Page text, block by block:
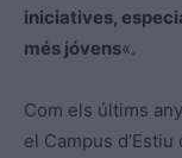
iniciatives,
més jóvens«.
Com els últims
el Campus